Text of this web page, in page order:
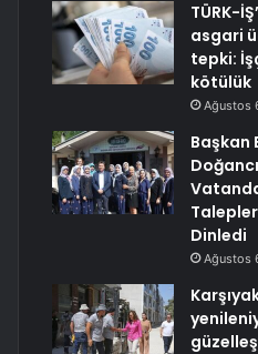
TÜRK-
asgari
tepki:
kötülük
Ağustos
Başkan
Dinledi
Ağustos